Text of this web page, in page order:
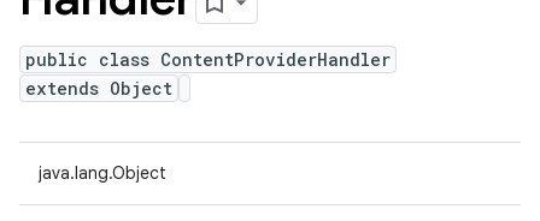
public class ContentProviderHandler
extends Object
java.lang.Object